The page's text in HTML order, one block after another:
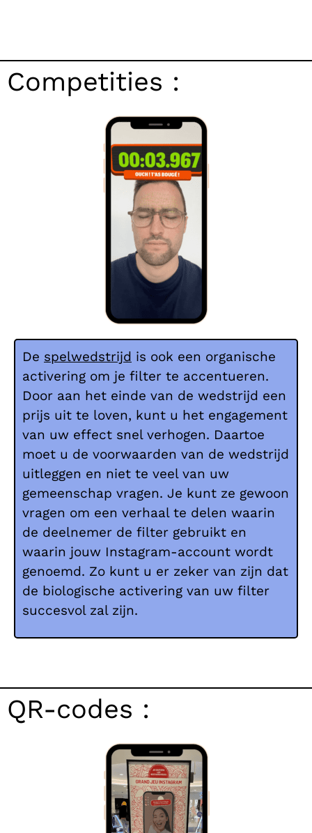
Competities :
De spelwedstrijd is ook een organische
activering om je filter te accentueren.
Door aan het einde van de wedstrijd een
prijs uit te loven, kunt u het engagement
van uw effect snel verhogen. Daartoe
moet u de voorwaarden van de wedstrijd
uitleggen en niet te veel van uw
gemeenschap vragen. Je kunt ze gewoon
vragen om een verhaal te delen waarin
de deelnemer de filter gebruikt en
waarin jouw Instagram-account wordt
genoemd. Zo kunt u er zeker van zijn dat
de biologische activering van uw filter
succesvol zal zijn.
QR-codes :